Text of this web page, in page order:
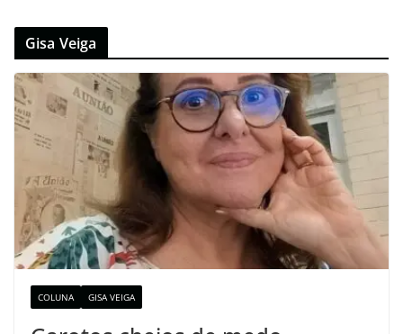
Gisa Veiga
COLUNA GISA VEIGA